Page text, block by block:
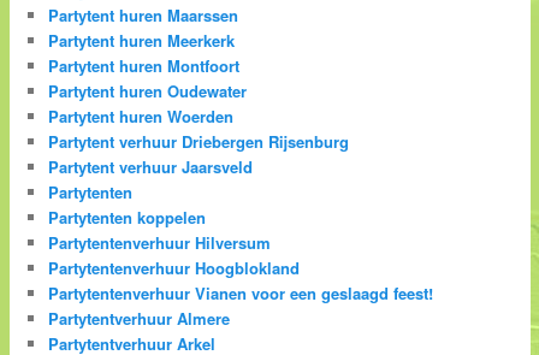
Partytent huren Maarssen
Partytent huren Meerkerk
Partytent huren Montfoort
Partytent huren Oudewater
Partytent huren Woerden
Partytent verhuur Driebergen Rijsenburg
Partytent verhuur Jaarsveld
Partytenten
Partytenten koppelen
Partytentenverhuur Hilversum
Partytentenverhuur Hoogblokland
Partytentenverhuur Vianen voor een geslaagd feest!
Partytentverhuur Almere
Partytentverhuur Arkel